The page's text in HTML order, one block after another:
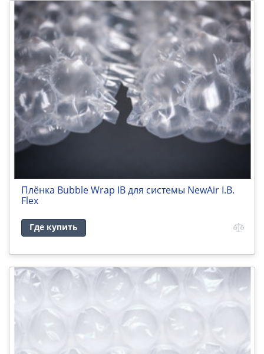
Плёнка Bubble Wrap IB для системы NewAir I.B.
Flex
Где купить